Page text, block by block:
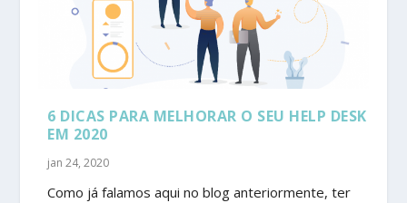
6 DICAS PARA MELHORAR O SEU HELP DESK
EM 2020
jan 24, 2020
Como já falamos aqui no blog anteriormente, ter